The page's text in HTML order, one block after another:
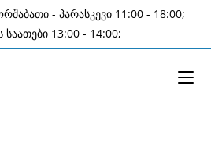
- პარასკევი 11:00 - 18:00;
საათები 13:00 - 14:00;